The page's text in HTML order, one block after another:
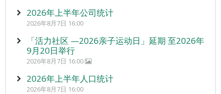
2026年上半年公司统计
2026年8月7日 16:00
「活力社区 —2026亲子运动日」延期 至2026年
9月20日举行
2026年8月7日 16:00
2026年上半年人口统计
2026年8月7日 16:00